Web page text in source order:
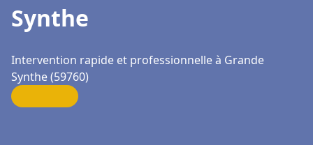
Synthe
Intervention rapide et professionnelle à Grande
Synthe (59760)